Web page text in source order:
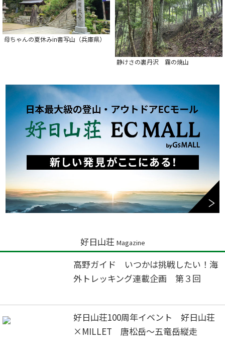
母ちゃんの夏休みin書写山（兵庫県）
静けさの裏丹沢 霧の焼山
好日山荘 Magazine
高野ガイド いつかは挑戦したい！海
外トレッキング連載企画 第３回
好日山荘100周年イベント 好日山荘
×MILLET 唐松岳～五竜岳縦走